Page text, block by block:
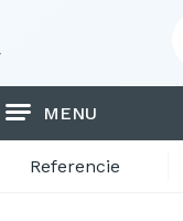
MENU
Referencie